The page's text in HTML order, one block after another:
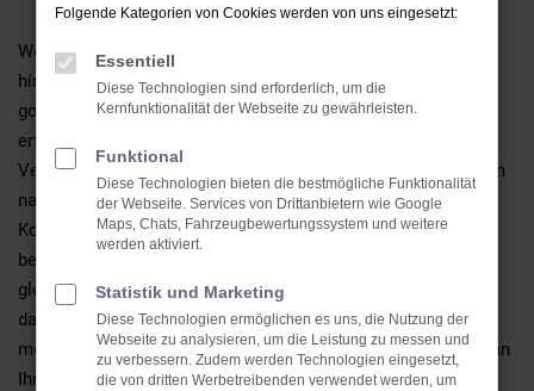
Wer beim Autokauf in Rügen ganz sicher keine Abstriche
hinnehmen möchte, liegt mit einem VW Tiguan Neuwagen
goldrichtig. Dieses Modell gilt als qualitativ erstklassig und
erfreut zudem mit einem herausragenden Preis-Leistungs-
Verhältnis. Wir bieten unsere VW Tiguan Neuwagen für Rügen
natürlich mitsamt der Möglichkeit einer gründlichen
Konfiguration und einer umfangreichen Beratung. Konkret
bedeutet dies, dass wir Ihnen erst einmal zuhören und nicht
gleich mit dem Aufzählen der Vorteile beginnen. Wir finden,
dass ein Autokauf eine individuelle Angelegenheit ist und
möchten entsprechend erfahren, welche Anforderungen Sie an
Ihren VW Tiguan Neuwagen in Rügen stellen. Im nächsten
Folgende Kategorien von Cookies werden von uns eingesetzt:
Essentiell
Diese Technologien sind erforderlich, um die
Kernfunktionalität der Webseite zu gewährleisten.
Funktional
Diese Technologien bieten die bestmögliche Funktionalität
der Webseite. Services von Drittanbietern wie Google
Maps, Chats, Fahrzeugbewertungssystem und weitere
werden aktiviert.
Statistik und Marketing
Diese Technologien ermöglichen es uns, die Nutzung der
Webseite zu analysieren, um die Leistung zu messen und
zu verbessern. Zudem werden Technologien eingesetzt,
die von dritten Werbetreibenden verwendet werden, um